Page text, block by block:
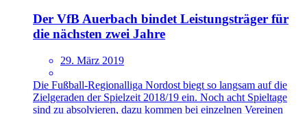
Der VfB Auerbach bindet Leistungsträger für
die nächsten zwei Jahre
29. März 2019
Die Fußball-Regionalliga Nordost biegt so langsam auf die
Zielgeraden der Spielzeit 2018/19 ein. Noch acht Spieltage
sind zu absolvieren, dazu kommen bei einzelnen Vereinen